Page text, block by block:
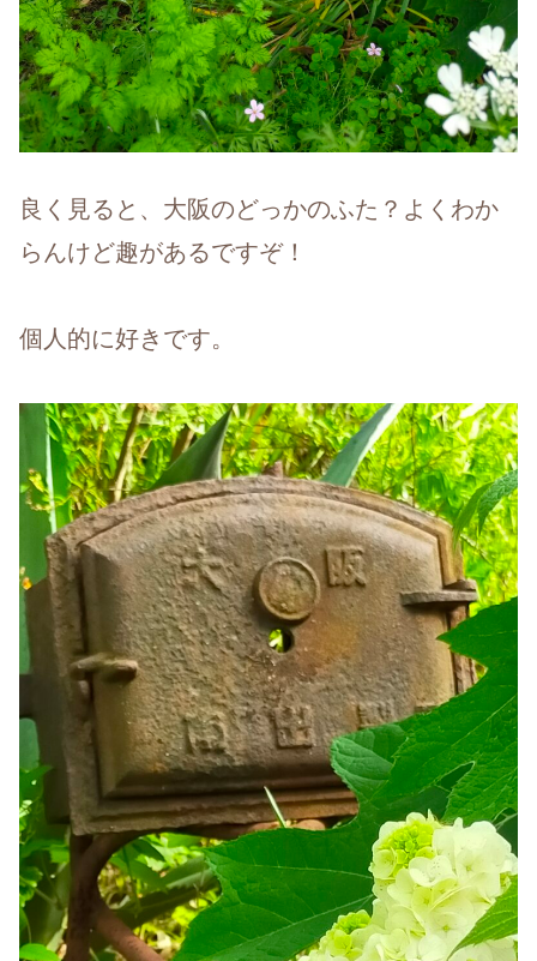
良く見ると、大阪のどっかのふた？よくわか
らんけど趣があるですぞ！
個人的に好きです。